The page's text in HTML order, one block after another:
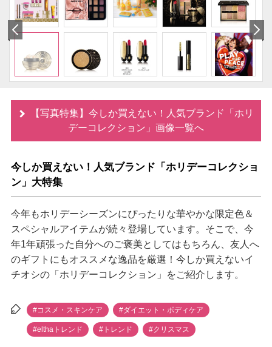
【写真特集】今しか買えない！人気ブランド「ホリ
デーコレクション」画像一覧へ
今しか買えない！人気ブランド「ホリデーコレクショ
ン」大特集
今年もホリデーシーズンにぴったりな華やかな限定色＆
スペシャルアイテムが続々登場しています。そこで、今
年1年頑張った自分へのご褒美としてはもちろん、友人へ
のギフトにもオススメな逸品を厳選！今しか買えないイ
チオシの「ホリデーコレクション」をご紹介します。
#コスメ・スキンケア #ダイエット・ボディケア
#elthaトレンド #トレンド #クリスマス